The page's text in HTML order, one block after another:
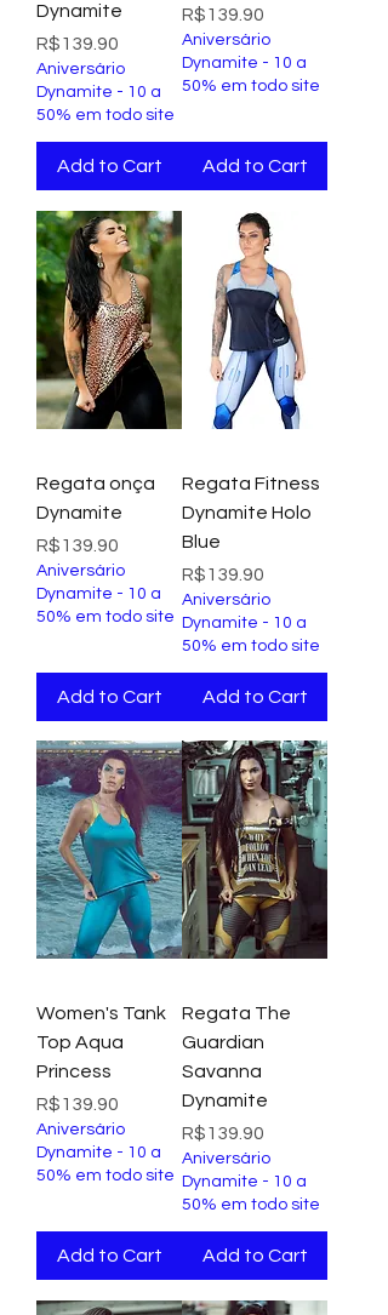
Dynamite
Price
R$139.90
Aniversário
Dynamite - 10 a
50% em todo site
Add to Cart
Price
R$139.90
Aniversário
Dynamite - 10 a
50% em todo site
Add to Cart
Regata onça
Dynamite
Price
R$139.90
Aniversário
Dynamite - 10 a
50% em todo site
Add to Cart
Regata Fitness
Dynamite Holo
Blue
Price
R$139.90
Aniversário
Dynamite - 10 a
50% em todo site
Add to Cart
Women's Tank
Top Aqua
Princess
Price
R$139.90
Aniversário
Dynamite - 10 a
50% em todo site
Add to Cart
Regata The
Guardian
Savanna
Dynamite
Price
R$139.90
Aniversário
Dynamite - 10 a
50% em todo site
Add to Cart